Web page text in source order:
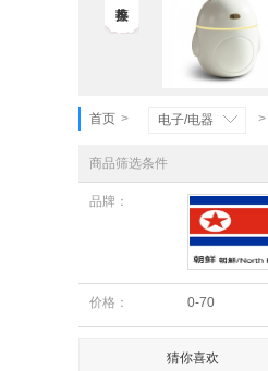
首页 > 电子/电器 >
商品筛选条件
品牌：
朝鲜
价格： 0-70
猜你喜欢